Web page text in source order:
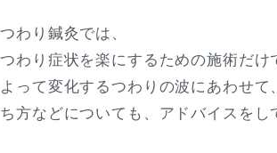
つわり鍼灸では、
つわり症状を楽にするための施術だ
よって変化するつわりの波にあわせ
ち方などについても、アドバイスをし